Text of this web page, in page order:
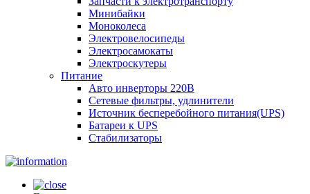
Минибайки
Моноколеса
Электровелосипеды
Электросамокаты
Электроскутеры
Питание
Авто инверторы 220В
Сетевые фильтры, удлинители
Источник бесперебойного питания(UPS)
Батареи к UPS
Стабилизаторы